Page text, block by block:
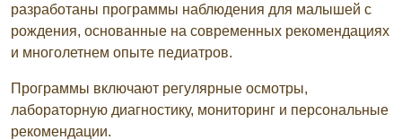
разработаны программы наблюдения для малышей с
рождения, основанные на современных рекомендациях
и многолетнем опыте педиатров.
Программы включают регулярные осмотры,
лабораторную диагностику, мониторинг и персональные
рекомендации.